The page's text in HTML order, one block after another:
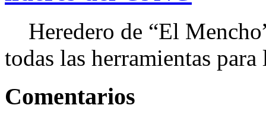
Heredero de “El
todas las herramientas
Comentarios